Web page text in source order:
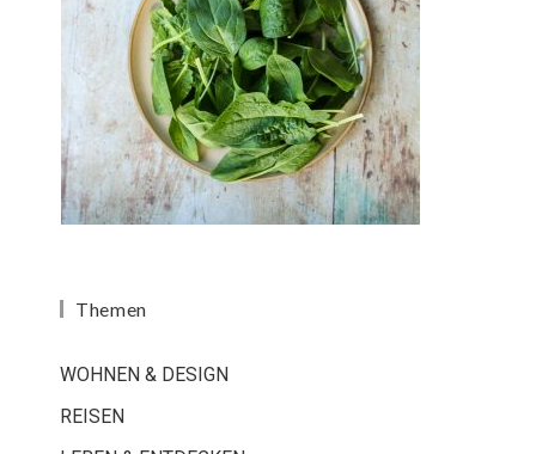
Themen
WOHNEN & DESIGN
REISEN